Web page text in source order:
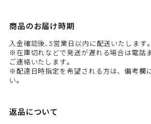
商品のお届け時期
入金確認後､5営業日以内に配送いたします｡
※在庫切れなどで発送が遅れる場合は電話
ご連絡いたします｡
※配達日時指定を希望される方は、備考欄
い。
返品について